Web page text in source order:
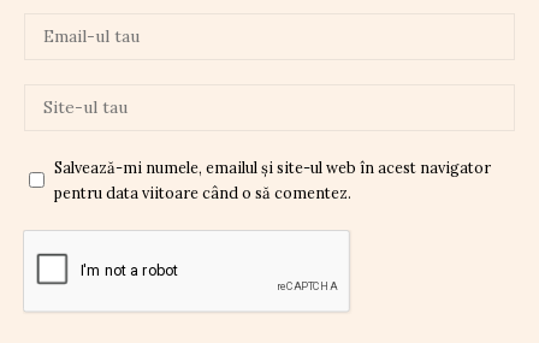
Salvează-mi numele, emailul și site-ul web în acest navigator
pentru data viitoare când o să comentez.